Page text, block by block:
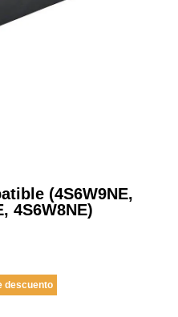
(4S6W9NE,
4S6W8NE)
descuento